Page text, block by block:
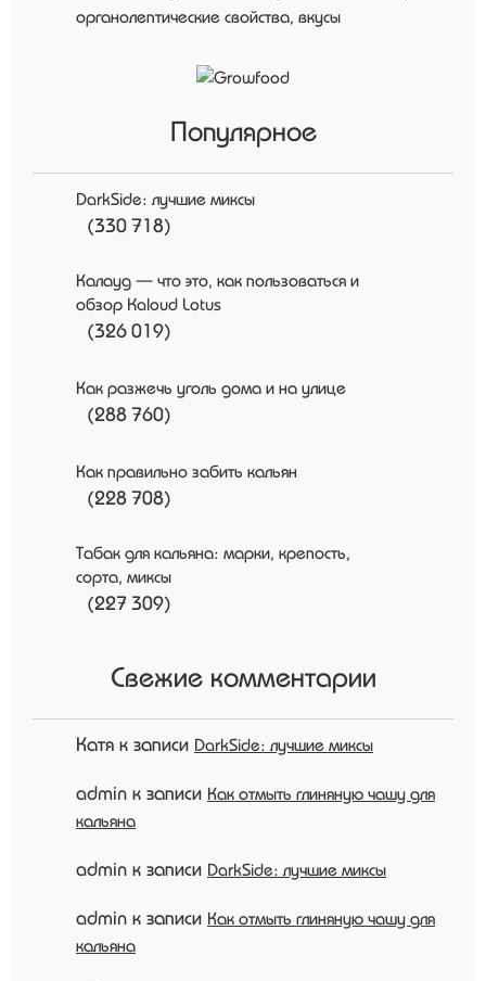
органолептические свойства, вкусы
Популярное
DarkSide: лучшие миксы
(330 718)
Калауд — что это, как пользоваться и
обзор Kaloud Lotus
(326 019)
Как разжечь уголь дома и на улице
(288 760)
Как правильно забить кальян
(228 708)
Табак для кальяна: марки, крепость,
сорта, миксы
(227 309)
Свежие комментарии
Катя к записи DarkSide: лучшие миксы
admin к записи Как отмыть глиняную чашу для
кальяна
admin к записи DarkSide: лучшие миксы
admin к записи Как отмыть глиняную чашу для
кальяна